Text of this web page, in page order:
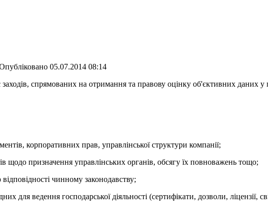
05.07.2014 08:14
спрямованих на отримання та правову оцінку об'єктивних даних у
корпоративних прав, управлінської структури компанії;
щодо призначення управлінських органів, обсягу їх повноважень тощо;
чинному законодавству;
для ведення господарської діяльності (сертифікати, дозволи, ліцензії,